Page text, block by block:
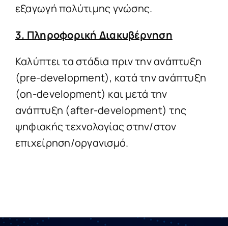
εξαγωγή πολύτιμης γνώσης.
3. Πληροφορική Διακυβέρνηση
Καλύπτει τα στάδια πριν την ανάπτυξη
(pre-development), κατά την ανάπτυξη
(on-development) και μετά την
ανάπτυξη (after-development) της
ψηφιακής τεχνολογίας στην/στον
επιχείρηση/οργανισμό.